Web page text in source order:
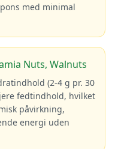
med minimal
Nuts, Walnuts
(2-4 g pr. 30
fedtindhold, hvilket
påvirkning,
energi uden